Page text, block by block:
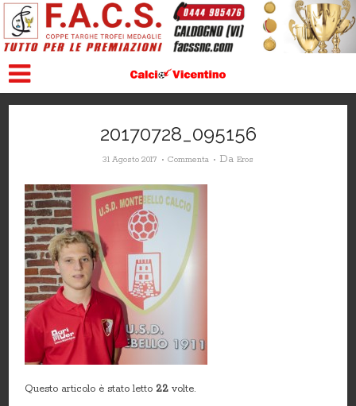
20170728_095156
31 Agosto 2017 Commenta Da Eros
Questo articolo è stato letto 22 volte.